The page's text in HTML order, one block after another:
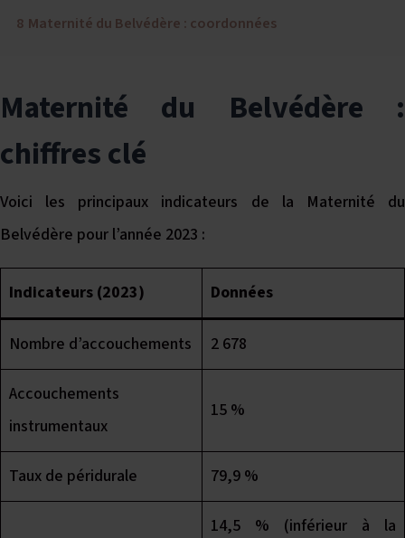
8 Maternité du Belvédère : coordonnées
Maternité du Belvédère :
chiffres clé
Voici les principaux indicateurs de la Maternité du
Belvédère pour l’année 2023 :
Indicateurs (2023) Données
Nombre d’accouchements 2 678
Accouchements
instrumentaux
15 %
Taux de péridurale 79,9 %
14,5 % (inférieur à la